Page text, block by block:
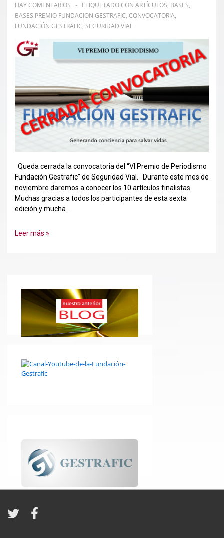
HAY COMENTARIOS
ETIQUETADO CON ARTÍCULOS, BASES,
BASES PREMIO FUNDACION GESTRAFIC, CONVOCATORIA,
FUNDACIÓN GESTRAFIC, SEGURIDAD VIAL
Queda cerrada la convocatoria del “VI Premio de Periodismo
Fundación Gestrafic” de Seguridad Vial. Durante este mes de
noviembre daremos a conocer los 10 artículos finalistas.
Muchas gracias a todos los participantes de esta sexta
edición y mucha …
Cerrada
Fundación
Gestrafic”
Leer más »